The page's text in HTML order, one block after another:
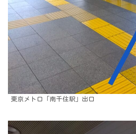
東京メトロ「南千住駅」出口